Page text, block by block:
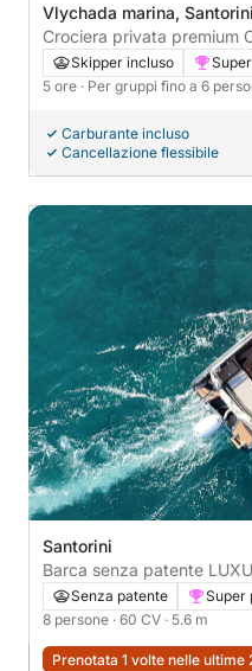
Vlychada marina,
Crociera privata premium
Skipper incluso
5 ore · Per gruppi fino a 6
Carburante incluso
Cancellazione flessibile
Santorini
Senza patente
Super
8 persone · 60 CV · 5.6 m
Prenotata 1 volte nelle ultime